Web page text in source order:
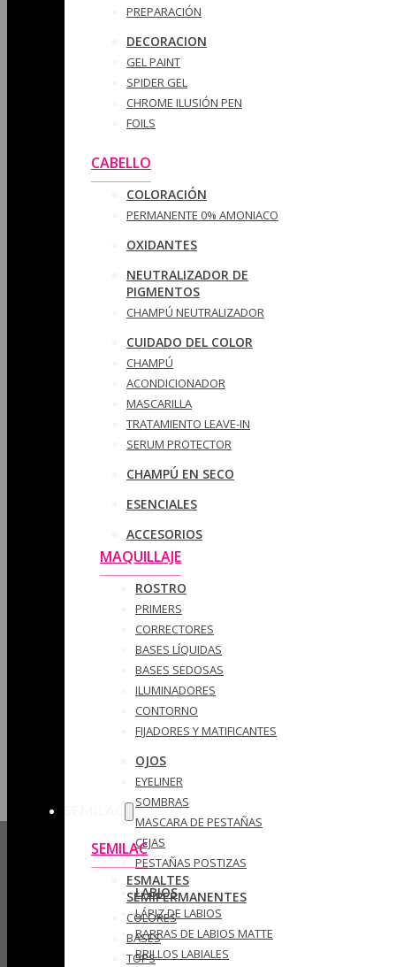
PREPARACIÓN
DECORACION
GEL PAINT
SPIDER GEL
CHROME ILUSIÓN PEN
FOILS
CABELLO
COLORACIÓN
PERMANENTE 0% AMONIACO
OXIDANTES
NEUTRALIZADOR DE
PIGMENTOS
CHAMPÚ NEUTRALIZADOR
CUIDADO DEL COLOR
CHAMPÚ
ACONDICIONADOR
MASCARILLA
TRATAMIENTO LEAVE-IN
SERUM PROTECTOR
CHAMPÚ EN SECO
ESENCIALES
ACCESORIOS
MAQUILLAJE
ROSTRO
PRIMERS
CORRECTORES
BASES LÍQUIDAS
BASES SEDOSAS
ILUMINADORES
CONTORNO
FIJADORES Y MATIFICANTES
OJOS
EYELINER
SOMBRAS
MASCARA DE PESTAÑAS
CEJAS
PESTAÑAS POSTIZAS
LABIOS
LÁPIZ DE LABIOS
BARRAS DE LABIOS MATTE
BRILLOS LABIALES
SEMILAC
ESMALTES
SEMIPERMANENTES
COLORES
BASES
TOPS